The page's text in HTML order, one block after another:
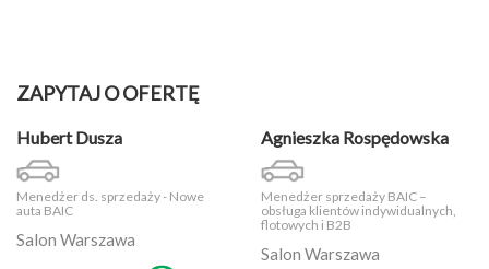
ZAPYTAJ O OFERTĘ
Hubert Dusza
Menedżer ds. sprzedaży - Nowe
auta BAIC
Salon Warszawa
Agnieszka Rospędowska
Menedżer sprzedaży BAIC –
obsługa klientów indywidualnych,
flotowych i B2B
Salon Warszawa